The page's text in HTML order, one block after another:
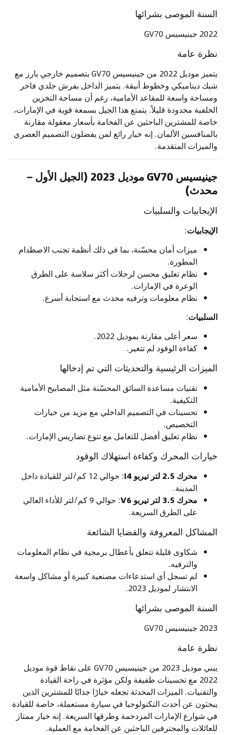
السنة الموصى بشرائها
2022 جينيسيس GV70
نظرة عامة
يتميز موديل 2022 من جينيسيس GV70 بتصميم خارجي بارز مع
شبك ديناميكي وخطوط أنيقة. يتميز الداخل بفرش جلدي فاخر
ومساحة واسعة للمقاعد الأمامية، رغم أن مساحة التخزين
الخلفية محدودة قليلاً. يتمتع هذا الجيل بسمعة قوية في الإمارات،
خاصة للمشترين الباحثين عن الفخامة بأسعار معقولة مقارنة
بالمنافسين الألمان. إنه خيار رائع لمن يفضلون التصميم العصري
والميزات المتقدمة.
جينيسيس GV70 موديل 2023 (الجيل الأول –
محدث)
الإيجابيات والسلبيات
الإيجابيات:
ميزات أمان محسّنة، بما في ذلك أنظمة تجنب الاصطدام
المطورة.
نظام تعليق محسن لرحلات أكثر سلاسة على الطرق
الوعرة في الإمارات.
نظام معلومات وترفيه محدث مع استجابة أسرع.
السلبيات:
سعر أعلى مقارنة بموديل 2022.
كفاءة الوقود لم تتغير.
الميزات الرئيسية والتحديثات التي تم إدخالها
تقنيات مساعدة السائق المحسّنة مثل المصابيح الأمامية
التكيفية.
تحسينات في التصميم الداخلي مع مزيد من خيارات
التخصيص.
نظام تعليق أفضل للتعامل مع تنوع تضاريس الإمارات.
خيارات المحرك وكفاءة استهلاك الوقود
محرك 2.5 لتر تيربو I4
: حوالي 12 كم/لتر للقيادة داخل
المدينة.
محرك 3.5 لتر تيربو V6
: حوالي 9 كم/لتر للأداء العالي
على الطرق السريعة.
المشاكل المعروفة والقضايا الشائعة
شكاوى قليلة تتعلق بأعطال برمجية في نظام المعلومات
والترفيه.
لم تسجل أي استدعاءات مصنعية كبيرة أو مشاكل واسعة
الانتشار لموديل 2023.
السنة الموصى بشرائها
2023 جينيسيس GV70
نظرة عامة
يبني موديل 2023 من جينيسيس GV70 على نقاط قوة موديل
2022 مع تحسينات طفيفة ولكن مؤثرة في راحة القيادة
والتقنيات. الميزات المحدثة تجعله خيارًا جذابًا للمشترين الذين
يبحثون عن أحدث التكنولوجيا في سيارة مستعملة، خاصة للقيادة
في شوارع الإمارات المزدحمة وطرقها السريعة. إنه خيار ممتاز
للعائلات والمحترفين الباحثين عن الفخامة مع العملية.